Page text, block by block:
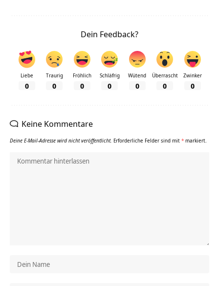
Dein Feedback?
Liebe
0
Traurig
0
Fröhlich
0
Schläfrig
0
Wütend
0
Überrascht
0
Zwinker
0
Keine Kommentare
Deine E-Mail-Adresse wird nicht veröffentlicht. Erforderliche Felder sind mit * markiert.